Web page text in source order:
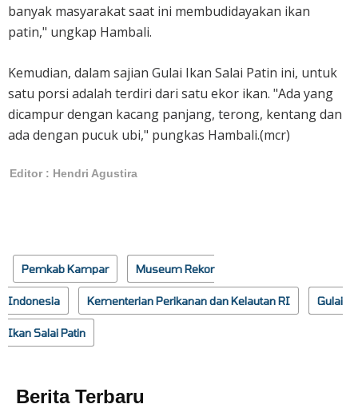
banyak masyarakat saat ini membudidayakan ikan
patin," ungkap Hambali.
Kemudian, dalam sajian Gulai Ikan Salai Patin ini, untuk
satu porsi adalah terdiri dari satu ekor ikan. "Ada yang
dicampur dengan kacang panjang, terong, kentang dan
ada dengan pucuk ubi," pungkas Hambali.(mcr)
Editor : Hendri Agustira
Pemkab Kampar Museum Rekor
Indonesia Kementerian Perikanan dan Kelautan RI Gulai
Ikan Salai Patin
Berita Terbaru